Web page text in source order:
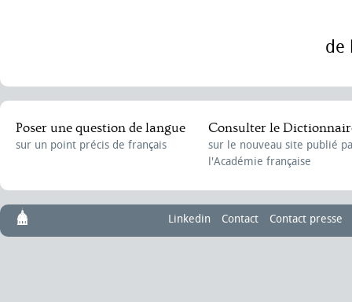
de
Poser une question de langue
sur un point précis de français
Consulter le
sur le nouveau site publié
l'Académie française
Linkedin Contact Contact presse